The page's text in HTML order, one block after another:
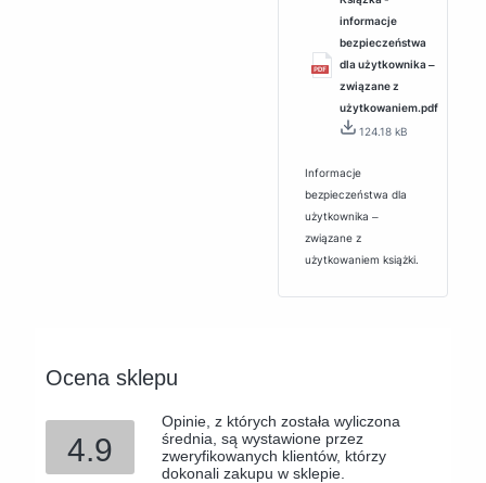
informacje
bezpieczeństwa
dla użytkownika ‒
związane z
użytkowaniem.pdf
124.18 kB
Informacje
bezpieczeństwa dla
użytkownika ‒
związane z
użytkowaniem książki.
Ocena sklepu
4.9
Opinie, z których została wyliczona
średnia, są wystawione przez
zweryfikowanych klientów, którzy
dokonali zakupu w sklepie.